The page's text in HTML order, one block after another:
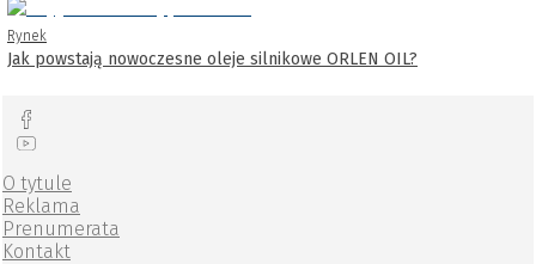
Rynek
Jak powstają nowoczesne oleje silnikowe ORLEN OIL?
O tytule
Reklama
Prenumerata
Kontakt